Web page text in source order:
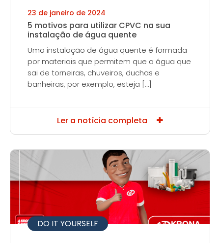
23 de janeiro de 2024
5 motivos para utilizar CPVC na sua
instalação de água quente
Uma instalação de água quente é formada
por materiais que permitem que a água que
sai de torneiras, chuveiros, duchas e
banheiras, por exemplo, esteja […]
Ler a notícia completa
DO IT YOURSELF